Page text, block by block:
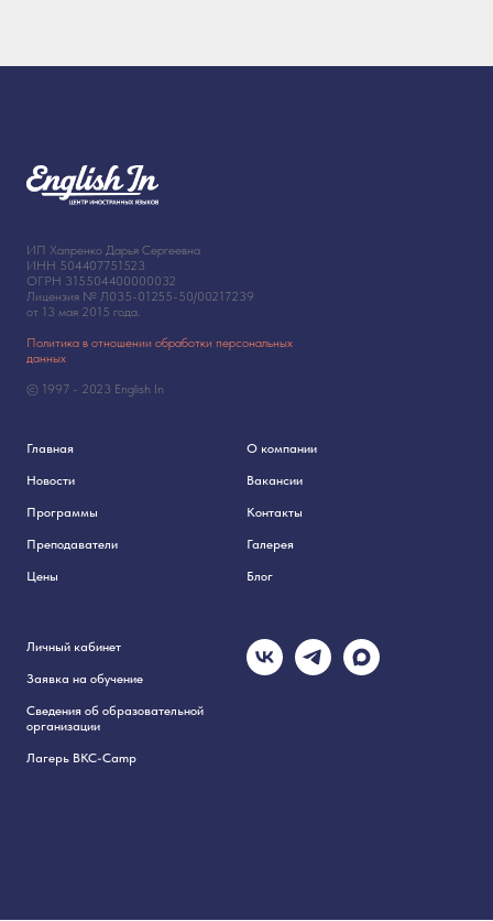
ИП Хапренко Дарья Сергеевна
ИНН 504407751523
ОГРН 315504400000032
Лицензия № Л035-01255-50/00217239
от 13 мая 2015 года.
Политика в отношении обработки персональных
данных
© 1997 - 2023 English In
Главная
Новости
Программы
Преподаватели
Цены
О компании
Вакансии
Контакты
Галерея
Блог
Личный кабинет
Заявка на обучение
Сведения об образовательной
организации
Лагерь BKC-Camp